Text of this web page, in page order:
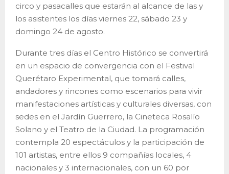
circo y pasacalles que estarán al alcance de las y
los asistentes los días viernes 22, sábado 23 y
domingo 24 de agosto.
Durante tres días el Centro Histórico se convertirá
en un espacio de convergencia con el Festival
Querétaro Experimental, que tomará calles,
andadores y rincones como escenarios para vivir
manifestaciones artísticas y culturales diversas, con
sedes en el Jardín Guerrero, la Cineteca Rosalío
Solano y el Teatro de la Ciudad. La programación
contempla 20 espectáculos y la participación de
101 artistas, entre ellos 9 compañías locales, 4
nacionales y 3 internacionales, con un 60 por